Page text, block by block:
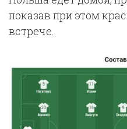
показав при этом
встрече.